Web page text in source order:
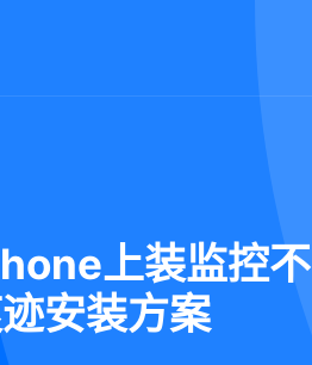
上装监控不
安装方案